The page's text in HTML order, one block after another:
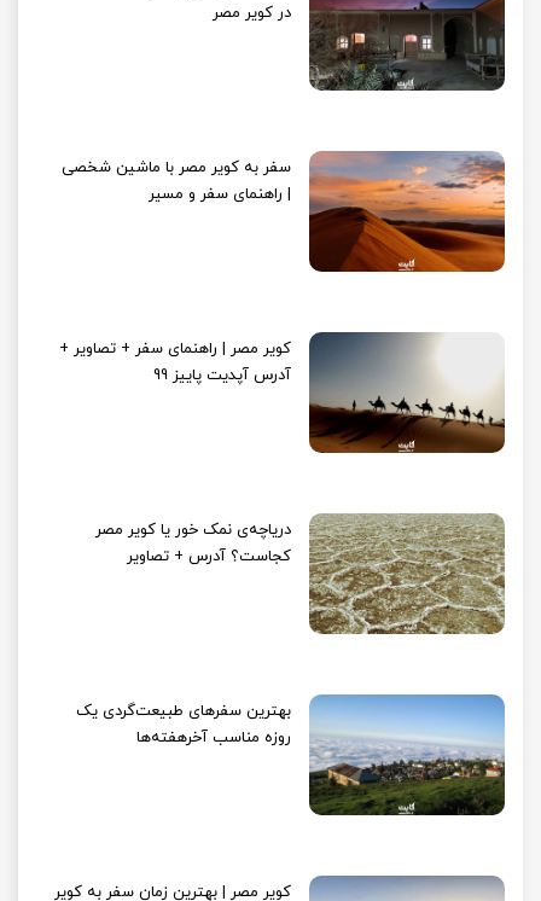
در کویر مصر
سفر به کویر مصر با ماشین شخصی
| راهنمای سفر و مسیر
کویر مصر | راهنمای سفر + تصاویر +
آدرس آپدیت پاییز 99
دریاچه‌‌ی نمک خور یا کویر مصر
کجاست؟ آدرس + تصاویر
بهترین سفرهای طبیعت‌گردی یک‌
روزه مناسب آخرهفته‌ها
کویر مصر | بهترین زمان سفر به کویر